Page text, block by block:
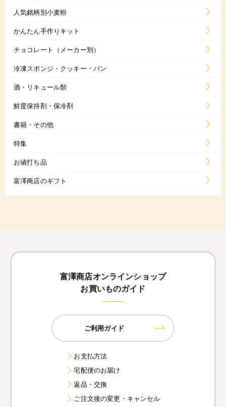
人気銘柄別小麦粉
かんたん手作りキット
チョコレート（メーカー別）
冷凍スポンジ・クッキー・パン
酒・リキュール類
鮮度保持剤・保冷剤
書籍・その他
特集
お値打ち品
富澤商店のギフト
富澤商店オンラインショップ
お買いものガイド
ご利用ガイド
お支払方法
宅配便のお届け
返品・交換
ご注文後の変更・キャンセル